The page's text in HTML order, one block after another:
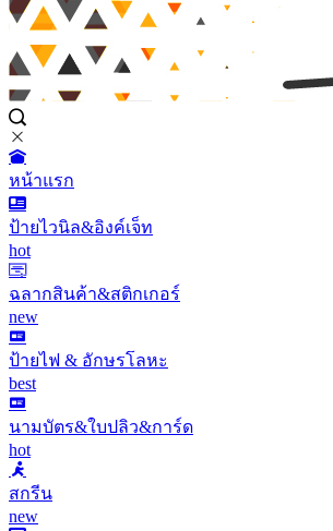
หน้าแรก
ป้ายไวนิล&อิงค์เจ็ท
hot
ฉลากสินค้า&สติกเกอร์
new
ป้ายไฟ & อักษรโลหะ
best
นามบัตร&ใบปลิว&การ์ด
hot
สกรีน
new